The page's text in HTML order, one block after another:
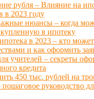
рубля – Влияние на
в 2023 году
нюансы – когда
купленную в ипотеку
в 2023 – кто
и как оформить
учителей – секреты
кредита
450 тыс. рублей на
руководство